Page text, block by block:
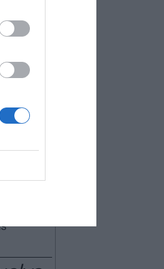
que
de
tiene